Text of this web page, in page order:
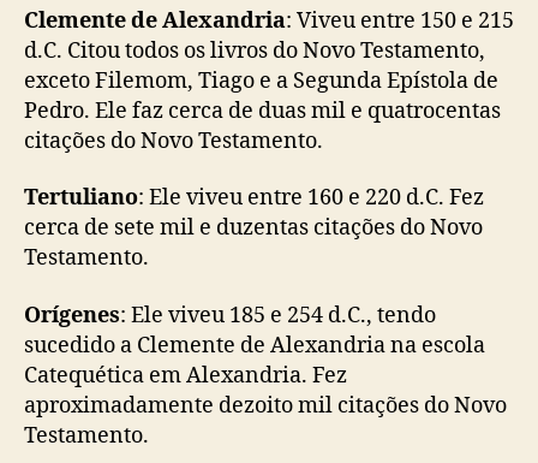
Clemente de Alexandria: Viveu entre 150 e 215
d.C. Citou todos os livros do Novo Testamento,
exceto Filemom, Tiago e a Segunda Epístola de
Pedro. Ele faz cerca de duas mil e quatrocentas
citações do Novo Testamento.
Tertuliano: Ele viveu entre 160 e 220 d.C. Fez
cerca de sete mil e duzentas citações do Novo
Testamento.
Orígenes: Ele viveu 185 e 254 d.C., tendo
sucedido a Clemente de Alexandria na escola
Catequética em Alexandria. Fez
aproximadamente dezoito mil citações do Novo
Testamento.